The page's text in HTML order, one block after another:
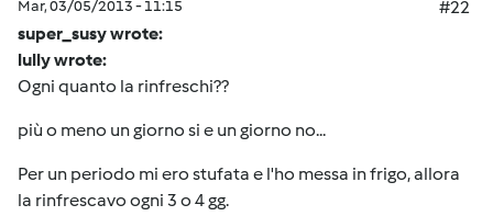
Mar, 03/05/2013 - 11:15
#22
super_susy wrote:
lully wrote:
Ogni quanto la rinfreschi??
più o meno un giorno si e un giorno no...
Per un periodo mi ero stufata e l'ho messa in frigo, allora
la rinfrescavo ogni 3 o 4 gg.